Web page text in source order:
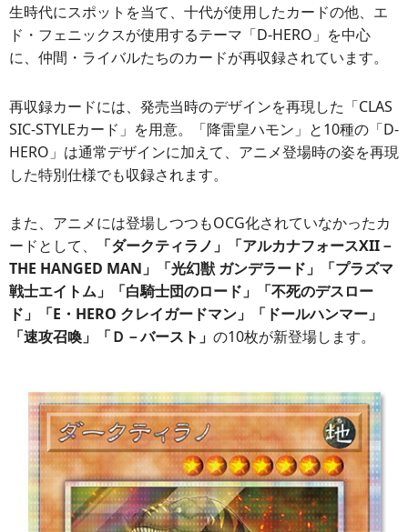
生時代にスポットを当て、十代が使用したカードの他、エ
ド・フェニックスが使用するテーマ「D-HERO」を中心
に、仲間・ライバルたちのカードが再収録されています。
再収録カードには、発売当時のデザインを再現した「CLAS
SIC-STYLEカード」を用意。「降雷皇ハモン」と10種の「D-
HERO」は通常デザインに加えて、アニメ登場時の姿を再現
した特別仕様でも収録されます。
また、アニメには登場しつつもOCG化されていなかったカ
ードとして、
「ダークティラノ」「アルカナフォースXII－
THE HANGED MAN」「光幻獣 ガンデラード」「プラズマ
戦士エイトム」「白騎士団のロード」「不死のデスロー
ド」「E・HERO クレイガードマン」「ドールハンマー」
「速攻召喚」「Ｄ－バースト」 の10枚が新登場します。